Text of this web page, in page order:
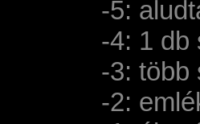
-5:
-4: 1 db
-3: több
-2: